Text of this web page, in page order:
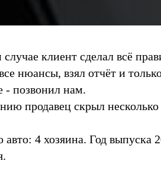
клиент сделал всё
нюансы, взял отчёт и
- позвонил нам.
продавец скрыл
авто: 4 хозяина. Год